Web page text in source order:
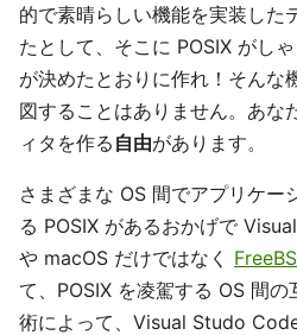
的で素晴らしい機能を実装した
たとして、そこに POSIX がし
が決めたとおりに作れ！そんな
図することはありません。あな
ィタを作る 自由があります。
さまざまな OS 間でアプリケー
る POSIX があるおかげで
や macOS だけではなく
て、POSIX を凌駕する OS 間
術によって、Visual Studo